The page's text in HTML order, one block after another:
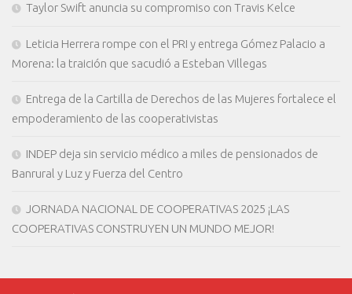
Taylor Swift anuncia su compromiso con Travis Kelce
Leticia Herrera rompe con el PRI y entrega Gómez Palacio a
Morena: la traición que sacudió a Esteban Villegas
Entrega de la Cartilla de Derechos de las Mujeres fortalece el
empoderamiento de las cooperativistas
INDEP deja sin servicio médico a miles de pensionados de
Banrural y Luz y Fuerza del Centro
JORNADA NACIONAL DE COOPERATIVAS 2025 ¡LAS
COOPERATIVAS CONSTRUYEN UN MUNDO MEJOR!